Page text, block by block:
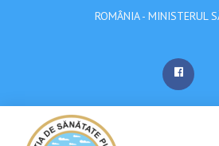
ROMÂNIA - MINISTERUL